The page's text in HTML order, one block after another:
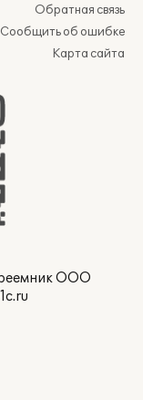
Обратная связь
Сообщить об ошибке
Карта сайта
ООО